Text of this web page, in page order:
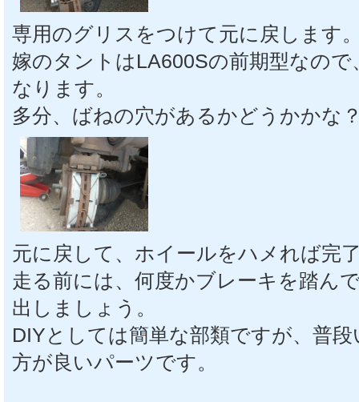
専用のグリスをつけて元に戻します
嫁のタントはLA600Sの前期型なの
なります。
多分、ばねの穴があるかどうかかな
元に戻して、ホイールをハメれば完
走る前には、何度かブレーキを踏ん
出しましょう。
DIYとしては簡単な部類ですが、普
方が良いパーツです。